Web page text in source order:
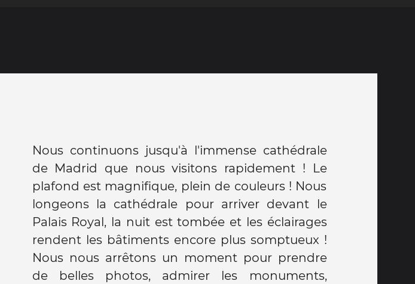
Nous continuons jusqu'à l'immense cathédrale
de Madrid que nous visitons rapidement ! Le
plafond est magnifique, plein de couleurs ! Nous
longeons la cathédrale pour arriver devant le
Palais Royal, la nuit est tombée et les éclairages
rendent les bâtiments encore plus somptueux !
Nous nous arrêtons un moment pour prendre
de belles photos, admirer les monuments,